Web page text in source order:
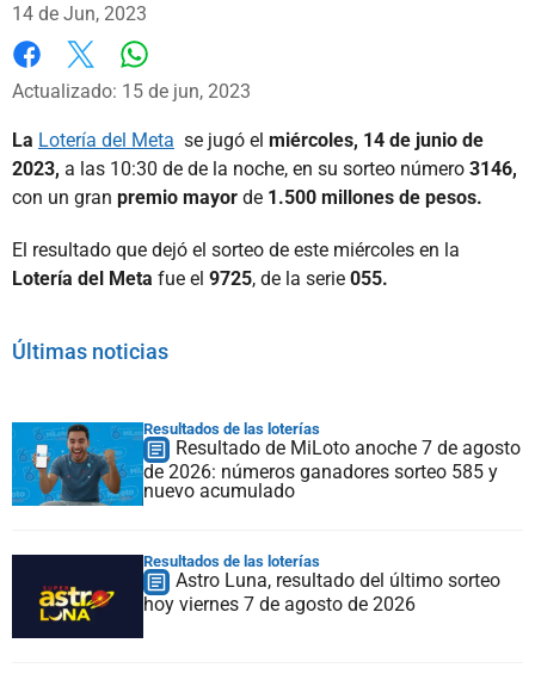
14 de Jun, 2023
Facebook
X
Actualizado: 15 de jun, 2023
La Lotería del Meta se jugó el miércoles, 14 de junio de
2023, a las 10:30 de de la noche, en su sorteo número 3146,
con un gran premio mayor de 1.500 millones de pesos.
El resultado que dejó el sorteo de este miércoles en la
Lotería del Meta fue el 9725, de la serie 055.
Últimas noticias
Resultados de las loterías
Resultado de MiLoto anoche 7 de agosto
de 2026: números ganadores sorteo 585 y
nuevo acumulado
Resultados de las loterías
Astro Luna, resultado del último sorteo
hoy viernes 7 de agosto de 2026